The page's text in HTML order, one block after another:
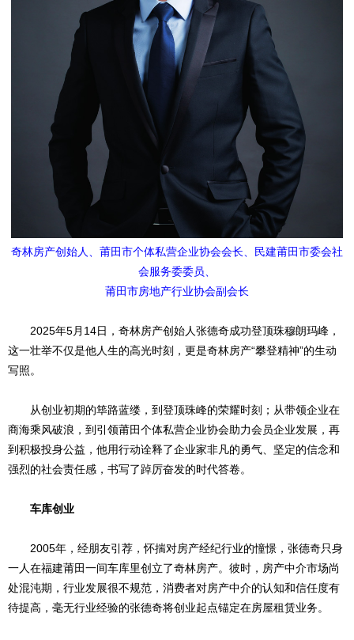
奇林房产创始人、莆田市个体私营企业协会会长、民建莆田市委会社
会服务委委员、
莆田市房地产行业协会副会长
2025年5月14日，奇林房产创始人张德奇成功登顶珠穆朗玛峰，
这一壮举不仅是他人生的高光时刻，更是奇林房产“攀登精神”的生动
写照。
从创业初期的筚路蓝缕，到登顶珠峰的荣耀时刻；从带领企业在
商海乘风破浪，到引领莆田个体私营企业协会助力会员企业发展，再
到积极投身公益，他用行动诠释了企业家非凡的勇气、坚定的信念和
强烈的社会责任感，书写了踔厉奋发的时代答卷。
车库创业
2005年，经朋友引荐，怀揣对房产经纪行业的憧憬，张德奇只身
一人在福建莆田一间车库里创立了奇林房产。彼时，房产中介市场尚
处混沌期，行业发展很不规范，消费者对房产中介的认知和信任度有
待提高，毫无行业经验的张德奇将创业起点锚定在房屋租赁业务。